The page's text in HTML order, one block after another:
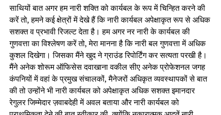
साथियों बात अगर हम नारी शक्ति को कार्यबल के रूप में चिन्हित करने की
करें तो, हमने कई क्षेत्रों में देखे हैं कि नारी कार्यबल अपेक्षाकृत रूप से अधिक
सशक्त व प्रभावी रिजल्ट देता है। हम अगर नर नारी के कार्यबल की
गुणवत्ता का विश्लेषण करें तो, मेरा मानना है कि नारी बल गुणवत्ता में अधिक
कुशल दिखेगा। जिसका मैंने खुद ने ग्राउंड रिपोर्टिंग कर सत्यता परखी है।
मैंने अनेक शोरूम ऑफिसेस दवाखाना वकील सीए अनेक प्रोफेशनल जगह
कंपनियों में वहां के प्रमुख संचालकों, मैनेजरों अधिकृत व्यवस्थापकों से बात
की तो उन्होंने भी नारी कार्यबल को अपेक्षाकृत अधिक सशक्त इमानदार
रेगुलर जिम्मेदार ज़वाबदेही में अवल बताया और नारी कार्यबल को